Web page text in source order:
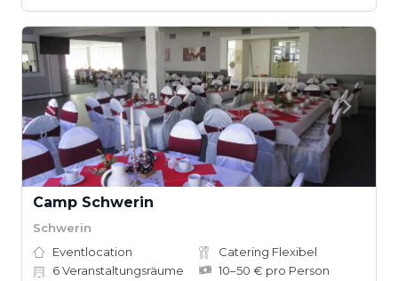
Camp Schwerin
Schwerin
Eventlocation
Catering Flexibel
6Veranstaltungsräume
10–50 € pro Person